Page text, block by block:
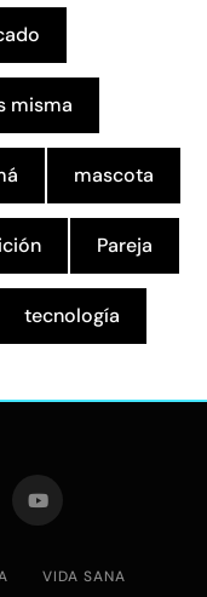
misma
mascota
Pareja
tecnología
VIDA SANA